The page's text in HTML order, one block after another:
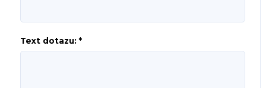
Text dotazu: *